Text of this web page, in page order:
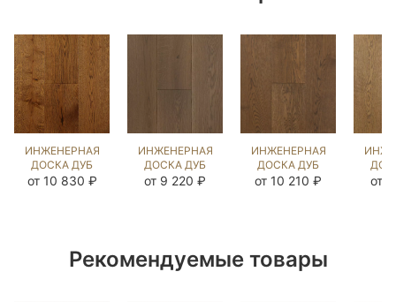
ИНЖЕНЕРНАЯ
ДОСКА ДУБ
18 ВЕК
от 10 830 ₽
ИНЖЕНЕРНАЯ
ДОСКА ДУБ
БЬЁРН
от 9 220 ₽
ИНЖЕНЕРНАЯ
ДОСКА ДУБ
СТРЕЙВУД
от 10 210 ₽ от
Рекомендуемые товары